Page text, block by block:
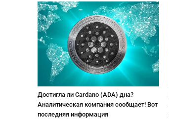
Достигла ли Cardano (ADA) дна?
Аналитическая компания сообщает! Вот
последняя информация